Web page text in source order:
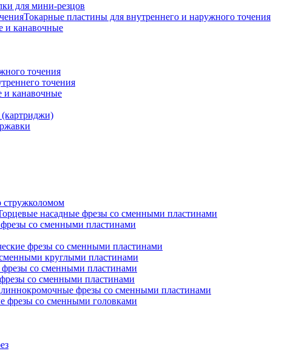
для мини-резцов
Токарные пластины для внутреннего и наружного точения
и канавочные
точения
точения
и канавочные
стружколомом
насадные фрезы со сменными пластинами
со сменными пластинами
фрезы со сменными пластинами
круглыми пластинами
со сменными пластинами
со сменными пластинами
фрезы со сменными пластинами
фрезы со сменными головками